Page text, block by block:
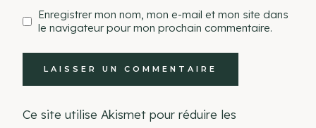
Enregistrer mon nom, mon e-mail et mon site dans
le navigateur pour mon prochain commentaire.
Ce site utilise Akismet pour réduire les